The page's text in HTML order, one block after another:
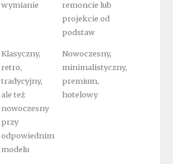
wymianie
remoncie lub
projekcie od
podstaw
Klasyczny,
retro,
tradycyjny,
ale też
nowoczesny
przy
odpowiednim
modelu
Nowoczesny,
minimalistyczny,
premium,
hotelowy